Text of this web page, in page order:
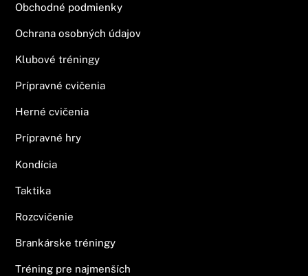
Obchodné podmienky
Ochrana osobných údajov
Klubové tréningy
Prípravné cvičenia
Herné cvičenia
Prípravné hry
Kondícia
Taktika
Rozcvičenie
Brankárske tréningy
Tréning pre najmenších